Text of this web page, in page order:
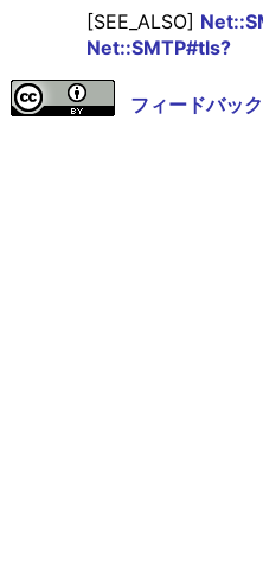
[SEE_ALSO]
Net::SMTP#tls?
フィードバッ